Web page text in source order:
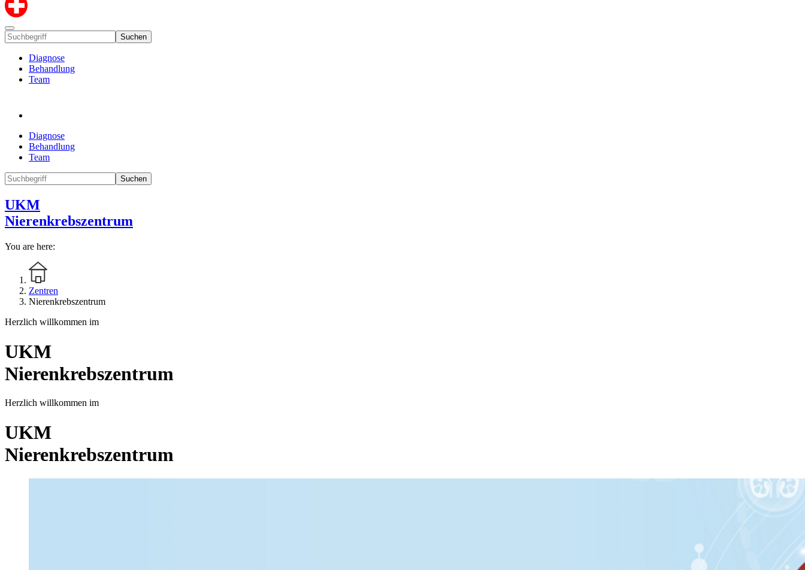
Suchen
Diagnose
Behandlung
Team
Diagnose
Behandlung
Team
Suchen
UKM
Nierenkrebszentrum
You are here:
Zentren
Nierenkrebszentrum
Herzlich willkommen im
UKM
Nierenkrebszentrum
Herzlich willkommen im
UKM
Nierenkrebszentrum